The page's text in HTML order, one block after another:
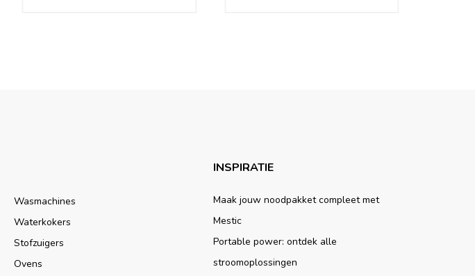
Wasmachines
Waterkokers
Stofzuigers
Ovens
INSPIRATIE
Maak jouw noodpakket compleet met
Mestic
Portable power: ontdek alle
stroomoplossingen